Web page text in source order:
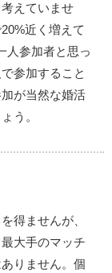
えていませ
近く増えて
人参加者と思っ
参加すること
が当然な婚活
う。
得ませんが、
大手のマッチ
りません。個